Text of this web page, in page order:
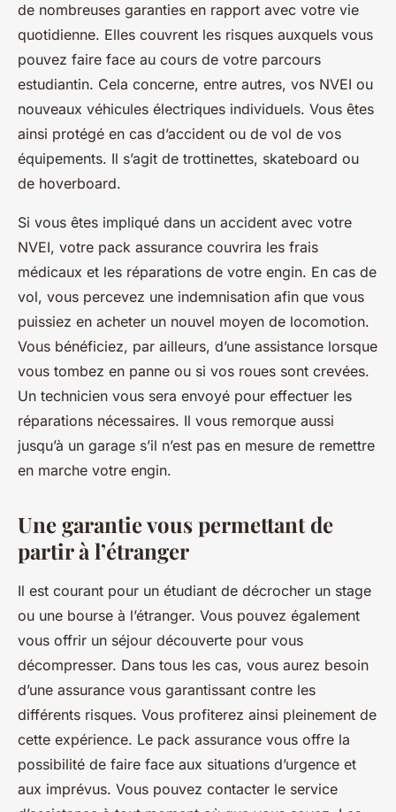
de nombreuses garanties en rapport avec votre vie
quotidienne. Elles couvrent les risques auxquels vous
pouvez faire face au cours de votre parcours
estudiantin. Cela concerne, entre autres, vos NVEI ou
nouveaux véhicules électriques individuels. Vous êtes
ainsi protégé en cas d’accident ou de vol de vos
équipements. Il s’agit de trottinettes, skateboard ou
de hoverboard.
Si vous êtes impliqué dans un accident avec votre
NVEI, votre pack assurance couvrira les frais
médicaux et les réparations de votre engin. En cas de
vol, vous percevez une indemnisation afin que vous
puissiez en acheter un nouvel moyen de locomotion.
Vous bénéficiez, par ailleurs, d’une assistance lorsque
vous tombez en panne ou si vos roues sont crevées.
Un technicien vous sera envoyé pour effectuer les
réparations nécessaires. Il vous remorque aussi
jusqu’à un garage s’il n’est pas en mesure de remettre
en marche votre engin.
Une garantie vous permettant de
partir à l’étranger
Il est courant pour un étudiant de décrocher un stage
ou une bourse à l’étranger. Vous pouvez également
vous offrir un séjour découverte pour vous
décompresser. Dans tous les cas, vous aurez besoin
d’une assurance vous garantissant contre les
différents risques. Vous profiterez ainsi pleinement de
cette expérience. Le pack assurance vous offre la
possibilité de faire face aux situations d’urgence et
aux imprévus. Vous pouvez contacter le service